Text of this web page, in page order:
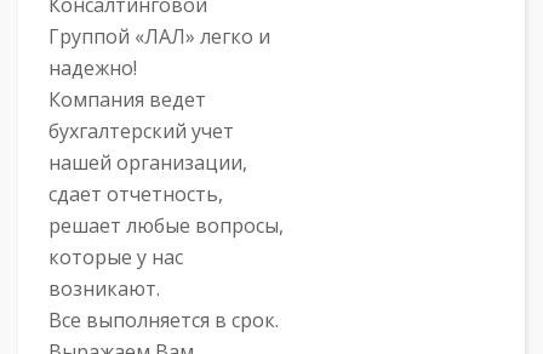
Группой «ЛАЛ» легко и
надежно!
Компания ведет
бухгалтерский учет
нашей организации,
сдает отчетность,
решает любые вопросы,
которые у нас
возникают.
Все выполняется в срок.